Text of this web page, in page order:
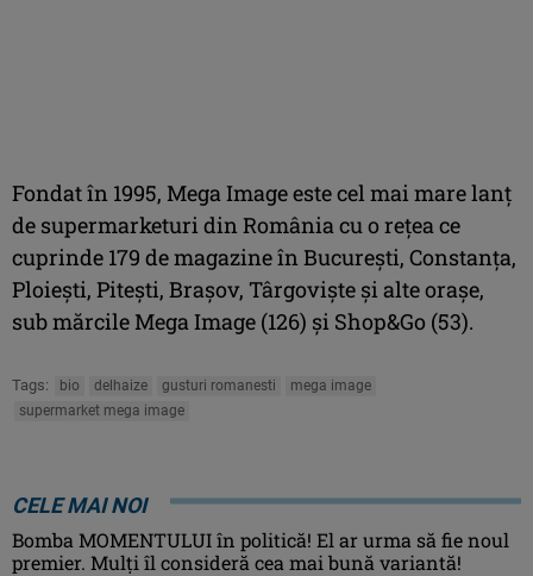
Fondat în 1995, Mega Image este cel mai mare lanţ
de supermarketuri din România cu o reţea ce
cuprinde 179 de magazine în Bucureşti, Constanţa,
Ploieşti, Piteşti, Braşov, Târgovişte şi alte oraşe,
sub mărcile Mega Image (126) şi Shop&Go (53).
Tags: bio delhaize gusturi romanesti
mega image
supermarket mega image
CELE MAI NOI
Bomba MOMENTULUI în politică! El ar urma să fie noul
premier. Mulți îl consideră cea mai bună variantă!